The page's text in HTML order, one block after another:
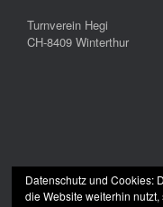
Turnverein Hegi
CH-8409 Winterthur
Datenschutz und Cookies:
die Website weiterhin